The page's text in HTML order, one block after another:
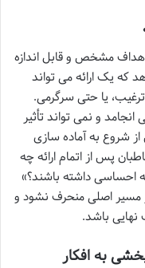
مشخص و قابل اندازه
که یک ارائه می تواند
یا حتی سرگرمی.
و نمی تواند تأثیر
شروع به آماده سازی
پس از اتمام ارائه چه
احساسی داشته باشند؟»
مسیر اصلی منحرف نشود و
نهایی باشد.
به افکار